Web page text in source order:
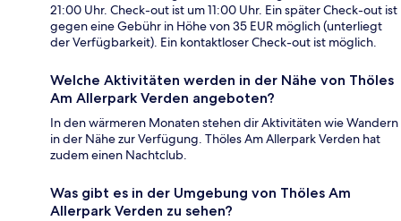
21:00 Uhr. Check-out ist um 11:00 Uhr. Ein später Check-out ist
gegen eine Gebühr in Höhe von 35 EUR möglich (unterliegt
der Verfügbarkeit). Ein kontaktloser Check-out ist möglich.
Welche Aktivitäten werden in der Nähe von Thöles
Am Allerpark Verden angeboten?
In den wärmeren Monaten stehen dir Aktivitäten wie Wandern
in der Nähe zur Verfügung. Thöles Am Allerpark Verden hat
zudem einen Nachtclub.
Was gibt es in der Umgebung von Thöles Am
Allerpark Verden zu sehen?